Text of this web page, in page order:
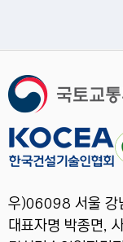
우)06098 서울 강
대표자명 박종면,